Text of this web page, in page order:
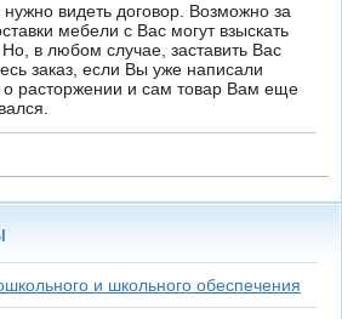
видеть договор. Возможно за
мебели с Вас могут взыскать
Но, в любом случае, заставить Вас
заказ, если Вы уже написали
о расторжении и сам товар Вам еще
и школьного обеспечения